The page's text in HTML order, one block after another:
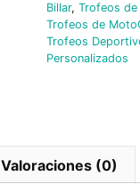
Billar, Trofeos de
Trofeos de
Trofeos
Personalizados
Valoraciones (0)